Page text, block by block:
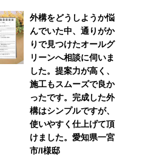
外構をどうしようか悩
んでいた中、通りがか
りで見つけたオールグ
リーンへ相談に伺いま
した。提案力が高く、
施工もスムーズで良か
ったです。完成した外
構はシンプルですが、
使いやすく仕上げて頂
けました。愛知県一宮
市/I様邸